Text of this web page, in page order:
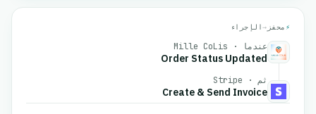
⚡ محفز →الإجراء
عندما · Mille CoLis
Order Status Updated
ثم · Stripe
Create & Send Invoice